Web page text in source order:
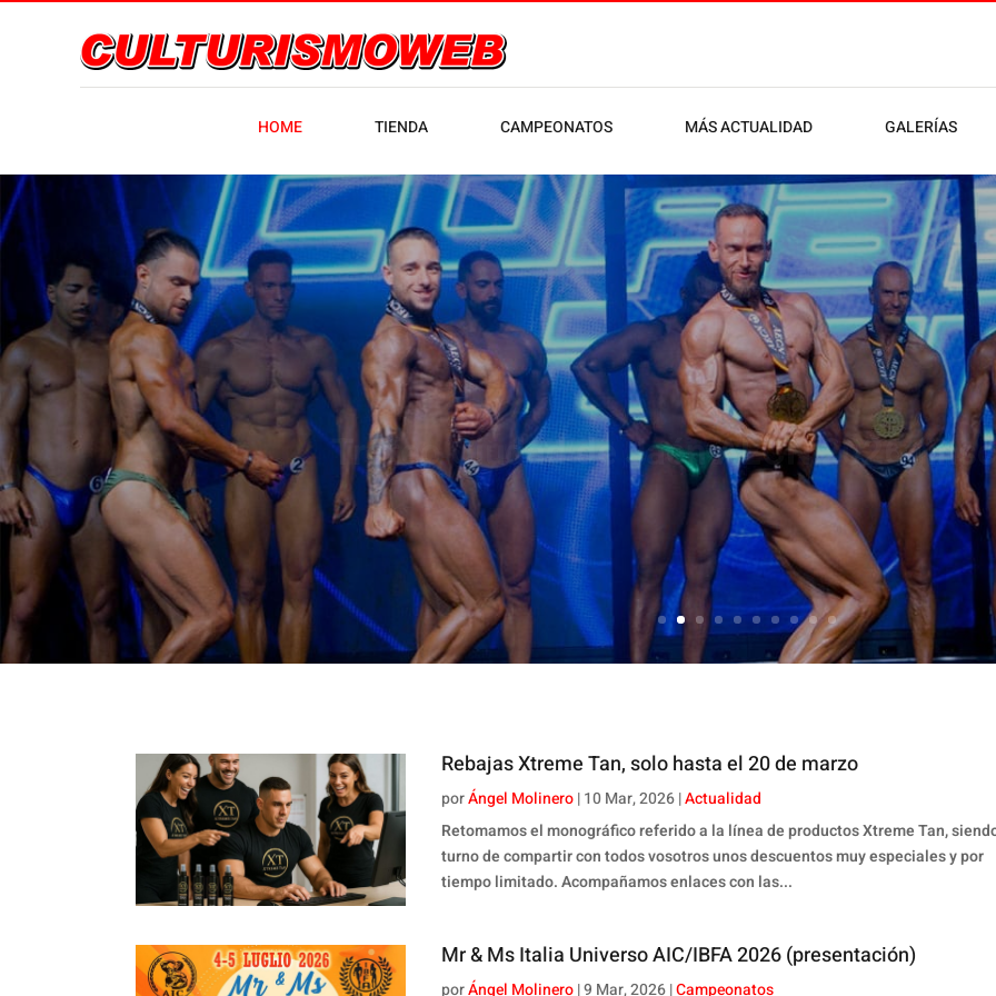
HOME TIENDA CAMPEONATOS MÁS ACTUALIDAD GALERÍAS
Trofeo Ciudad de Jaén AECN 2026
Rebajas Xtreme Tan, solo hasta el 20 de marzo
porÁngel Molinero|10 Mar, 2026|Actualidad
Retomamos el monográfico referido a la línea de productos Xtreme Tan,
turno de compartir con todos vosotros unos descuentos muy especiales y por
tiempo limitado. Acompañamos enlaces con las...
Mr & Ms Italia Universo AIC/IBFA 2026 (presentación)
porÁngel Molinero|9 Mar, 2026|Campeonatos